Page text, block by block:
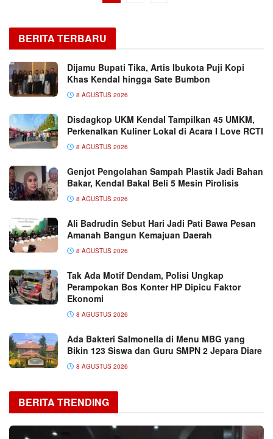
BERITA TERBARU
Dijamu Bupati Tika, Artis Ibukota Puji Kopi
Khas Kendal hingga Sate Bumbon
8 AGUSTUS 2026
Disdagkop UKM Kendal Tampilkan 45 UMKM,
Perkenalkan Kuliner Lokal di Acara I Love RCTI
8 AGUSTUS 2026
Genjot Pengolahan Sampah Plastik Jadi Bahan
Bakar, Kendal Bakal Beli 5 Mesin Pirolisis
8 AGUSTUS 2026
Ali Badrudin Sebut Hari Jadi Pati Bawa Pesan
Amanah Bangun Kemajuan Daerah
8 AGUSTUS 2026
Tak Ada Motif Dendam, Polisi Ungkap
Perampokan Bos Konter HP Dipicu Faktor
Ekonomi
8 AGUSTUS 2026
Ada Bakteri Salmonella di Menu MBG yang
Bikin 123 Siswa dan Guru SMPN 2 Jepara Diare
8 AGUSTUS 2026
BERITA TRENDING